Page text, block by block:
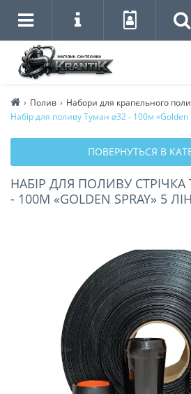
Полив
Набори для крапельного
Набір для поливу Туман ⌀32 - 100м «Golden
ПОВЕРНУТЬСЯ В
НАБІР ДЛЯ ПОЛИВУ
- 100М «GOLDEN SPRAY» 5